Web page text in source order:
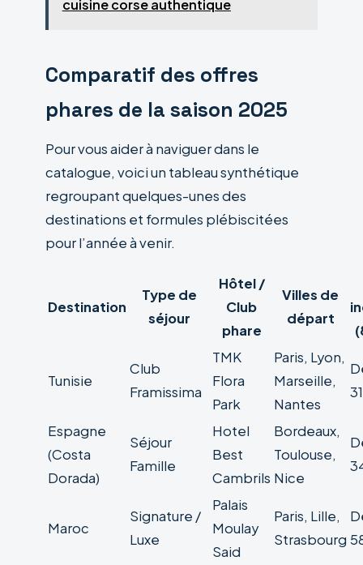
cuisine corse authentique
Comparatif des offres
phares de la saison 2025
Pour vous aider à naviguer dans le
catalogue, voici un tableau synthétique
regroupant quelques-unes des
destinations et formules plébiscitées
pour l’année à venir.
Destination
Type de
séjour
Hôtel /
Club
phare
Villes de
départ
Tunisie
Club
Framissima
TMK
Flora
Park
Paris, Lyon,
Marseille,
Nantes
Espagne
(Costa
Dorada)
Séjour
Famille
Hotel
Best
Cambrils
Bordeaux,
Toulouse,
Nice
Maroc
Signature /
Luxe
Palais
Moulay
Said
Paris, Lille,
Strasbourg